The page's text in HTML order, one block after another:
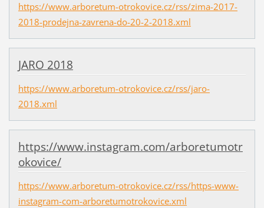
https://www.arboretum-otrokovice.cz/rss/zima-2017-
2018-prodejna-zavrena-do-20-2-2018.xml
JARO 2018
https://www.arboretum-otrokovice.cz/rss/jaro-
2018.xml
https://www.instagram.com/arboretumotr
okovice/
https://www.arboretum-otrokovice.cz/rss/https-www-
instagram-com-arboretumotrokovice.xml